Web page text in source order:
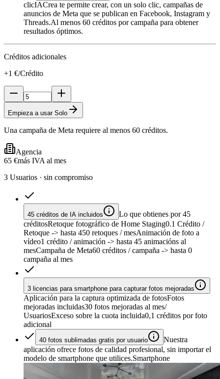
clicIACrea te permite crear, con un solo clic, campañas de
anuncios de Meta que se publican en Facebook, Instagram y
Threads.Al menos 60 créditos por campaña para obtener
resultados óptimos.
Créditos adicionales
+1 €/Crédito
Empieza a usar Solo
Una campaña de Meta requiere al menos 60 créditos.
Agencia
65 €más IVA al mes
3 Usuarios · sin compromiso
45 créditos de IA incluidos
Lo que obtienes por 45
créditosRetoque fotográfico de Home Staging0.1 Crédito /
Retoque -> hasta 450 retoques / mesAnimación de foto a
vídeo1 crédito / animación -> hasta 45 animacións al
mesCampaña de Meta60 créditos / campaña -> hasta 0
campaña al mes
3 licencias para smartphone para capturar fotos mejoradas
Aplicación para la captura optimizada de fotosFotos
mejoradas incluidas30 fotos mejoradas al mes/
UsuariosExceso sobre la cuota incluida0,1 créditos por foto
adicional
40 fotos sublimadas gratis por usuario
Nuestra
aplicación ofrece fotos de calidad profesional, sin importar el
modelo de smartphone que utilices.Smartphone